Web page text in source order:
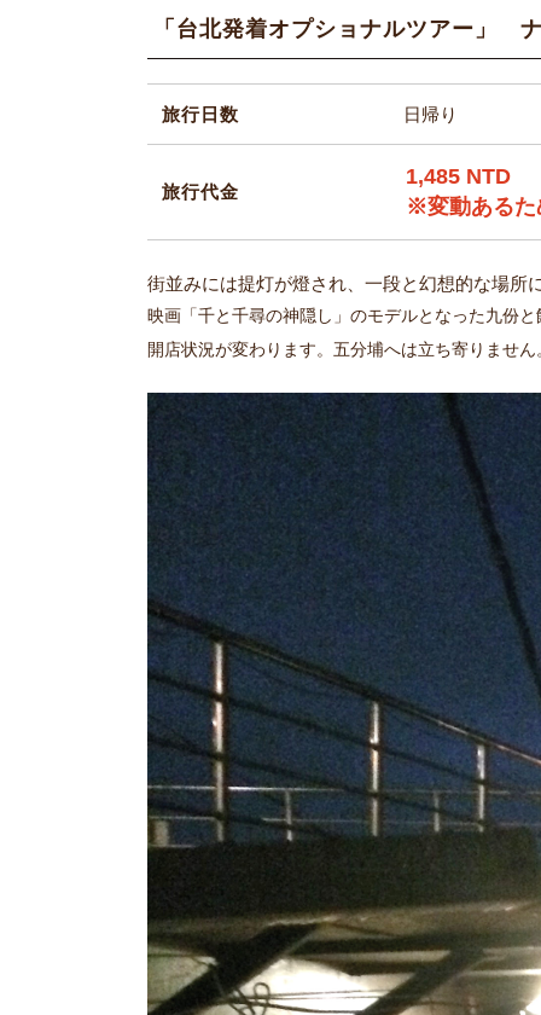
「台北発着オプショナルツアー」
旅行日数 日帰り
旅行代金
1,485 NTD
※変動あるた
街並みには提灯が燈され、一段と幻想的な場所
映画「千と千尋の神隠し」のモデルとなった九份
開店状況が変わります。五分埔へは立ち寄りません